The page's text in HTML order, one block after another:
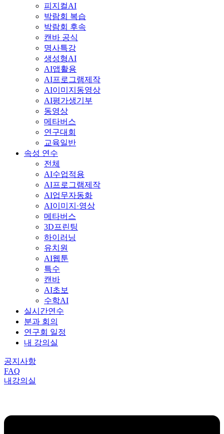
피지컬AI
박람회 복습
박람회 후속
캔바 공식
명사특강
생성형AI
AI앱활용
AI프로그램제작
AI이미지동영상
AI평가생기부
동영상
메타버스
연구대회
교육일반
속성 연수
전체
AI수업적용
AI프로그램제작
AI업무자동화
AI이미지·영상
메타버스
3D프린팅
하이러닝
유치원
AI웹툰
특수
캔바
AI초보
수학AI
실시간연수
분과 회의
연구회 일정
내 강의실
공지사항
FAQ
내강의실